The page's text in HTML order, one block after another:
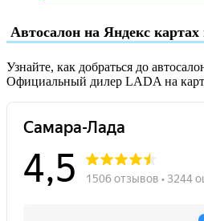
Автосалон на Яндекс
Узнайте, как добраться до
Официальный дилер LADA на